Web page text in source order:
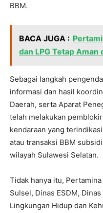
BBM.
BACA JUGA :
dan LPG Tetap Aman
Sebagai langkah
informasi dan hasil
Daerah, serta Aparat
telah melakukan
kendaraan yang
atau transaksi BBM
wilayah Sulawesi Selatan.
Tidak hanya itu,
Sulsel, Dinas ESDM,
Lingkungan Hidup dan